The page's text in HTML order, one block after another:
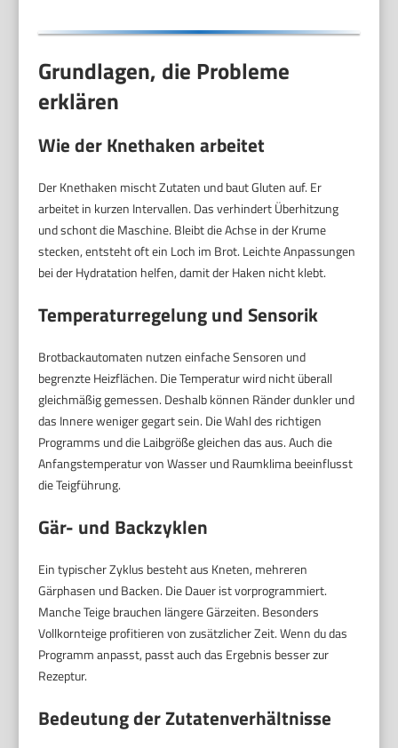
Grundlagen, die Probleme
erklären
Wie der Knethaken arbeitet
Der Knethaken mischt Zutaten und baut Gluten auf. Er
arbeitet in kurzen Intervallen. Das verhindert Überhitzung
und schont die Maschine. Bleibt die Achse in der Krume
stecken, entsteht oft ein Loch im Brot. Leichte Anpassungen
bei der Hydratation helfen, damit der Haken nicht klebt.
Temperaturregelung und Sensorik
Brotbackautomaten nutzen einfache Sensoren und
begrenzte Heizflächen. Die Temperatur wird nicht überall
gleichmäßig gemessen. Deshalb können Ränder dunkler und
das Innere weniger gegart sein. Die Wahl des richtigen
Programms und die Laibgröße gleichen das aus. Auch die
Anfangstemperatur von Wasser und Raumklima beeinflusst
die Teigführung.
Gär- und Backzyklen
Ein typischer Zyklus besteht aus Kneten, mehreren
Gärphasen und Backen. Die Dauer ist vorprogrammiert.
Manche Teige brauchen längere Gärzeiten. Besonders
Vollkornteige profitieren von zusätzlicher Zeit. Wenn du das
Programm anpasst, passt auch das Ergebnis besser zur
Rezeptur.
Bedeutung der Zutatenverhältnisse